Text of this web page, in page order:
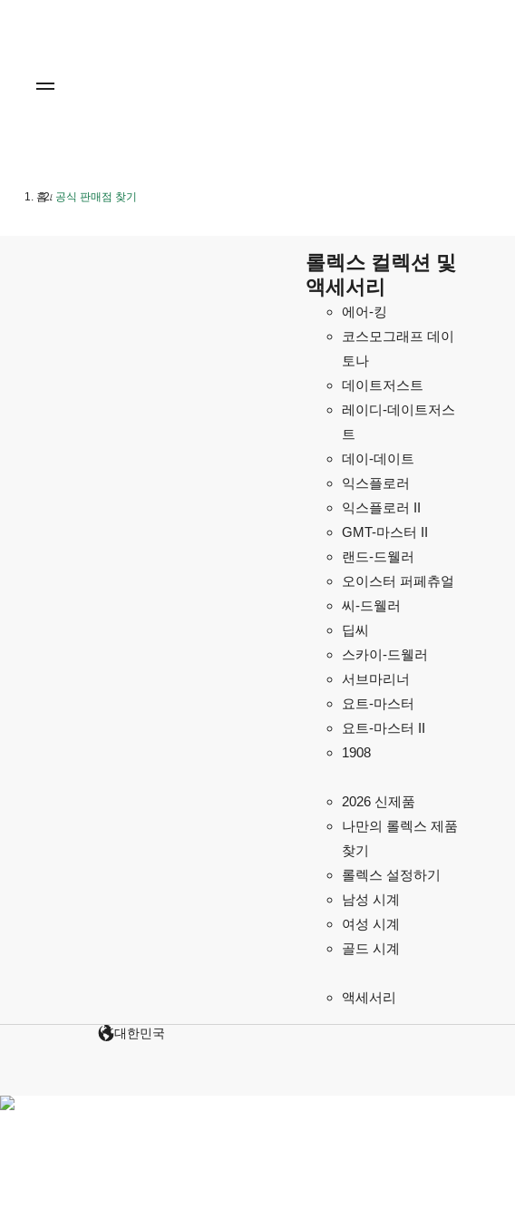
홈/ 공식 판매점 찾기
롤렉스 컬렉션 및
액세서리
에어-킹
코스모그래프 데이
토나
데이트저스트
레이디-데이트저스
트
데이-데이트
익스플로러
익스플로러 II
GMT-마스터 II
랜드-드웰러
오이스터 퍼페츄얼
씨-드웰러
딥씨
스카이-드웰러
서브마리너
요트-마스터
요트-마스터 II
1908
2026 신제품
나만의 롤렉스 제품
찾기
롤렉스 설정하기
남성 시계
여성 시계
골드 시계
액세서리
대한민국